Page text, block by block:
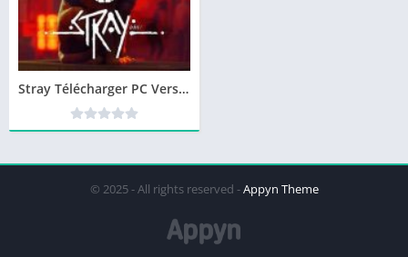
Stray Télécharger PC Version Complète Gratuit
© 2025 - All rights reserved -Appyn Theme